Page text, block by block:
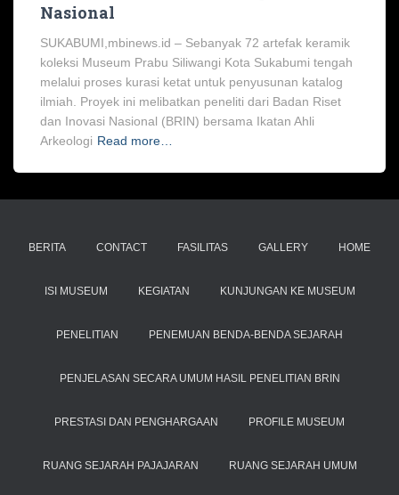
Nasional
SUKABUMI,mbinews.id – Sebanyak 72 artefak keramik
koleksi Museum Prabu Siliwangi Kota Sukabumi tengah
melalui proses kurasi ketat untuk penyusunan katalog
ilmiah. Proyek ini melibatkan peneliti dari Badan Riset
dan Inovasi Nasional (BRIN) bersama Ikatan Ahli
Arkeologi Read more…
BERITA CONTACT FASILITAS GALLERY HOME
ISI MUSEUM KEGIATAN KUNJUNGAN KE MUSEUM
PENELITIAN PENEMUAN BENDA-BENDA SEJARAH
PENJELASAN SECARA UMUM HASIL PENELITIAN BRIN
PRESTASI DAN PENGHARGAAN PROFILE MUSEUM
RUANG SEJARAH PAJAJARAN RUANG SEJARAH UMUM